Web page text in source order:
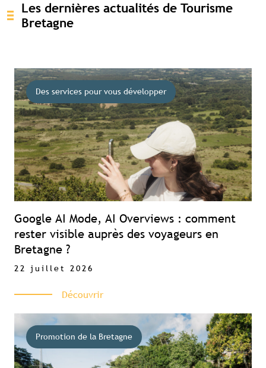
Les dernières actualités de Tourisme
Bretagne
Des services pour vous développer
Google AI Mode, AI Overviews : comment
rester visible auprès des voyageurs en
Bretagne ?
22 juillet 2026
Découvrir
Promotion de la Bretagne